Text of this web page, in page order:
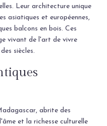
Leur architecture unique
asiatiques et européennes,
balcons en bois. Ces
vivant de l'art de vivre
siècles.
abrite des
et la richesse culturelle